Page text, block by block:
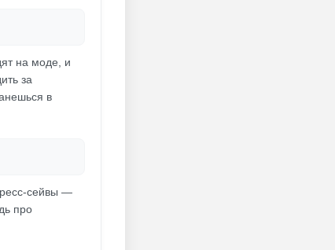
на моде, и
за
в
сейвы —
про